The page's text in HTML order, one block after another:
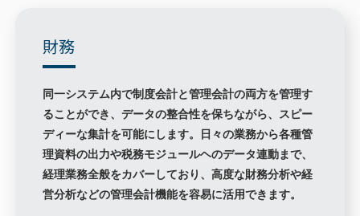
財務
同一システム内で制度会計と管理会計の両方を管理す
ることができ、データの整合性を保ちながら、スピー
ディーな集計を可能にします。日々の業務から各種管
理資料の出力や税務モジュールヘのデータ連動まで、
経理業務全般をカバーしており、高度な財務分析や経
営分析などの管理会計機能を容易に活用できます。